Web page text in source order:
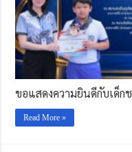
ขอแสดงความยินดีกับเด็ก
Read More »